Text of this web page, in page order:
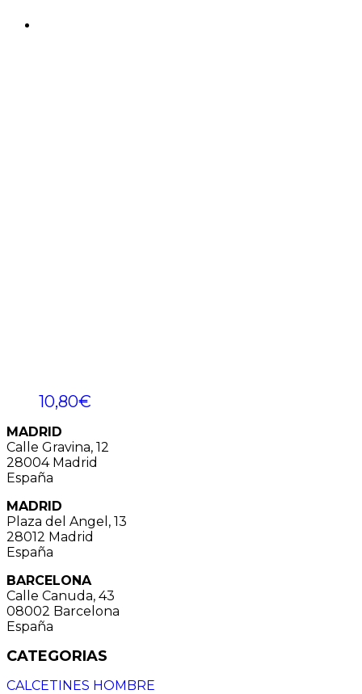
10,80€
MADRID
Calle Gravina, 12
28004 Madrid
España
MADRID
Plaza del Angel, 13
28012 Madrid
España
BARCELONA
Calle Canuda, 43
08002 Barcelona
España
CATEGORIAS
CALCETINES HOMBRE